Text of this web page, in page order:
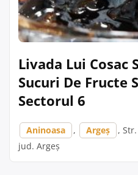
Livada Lui Cosac
Sucuri De Fructe
Sectorul 6
Aninoasa , Argeș
,
jud. Argeș